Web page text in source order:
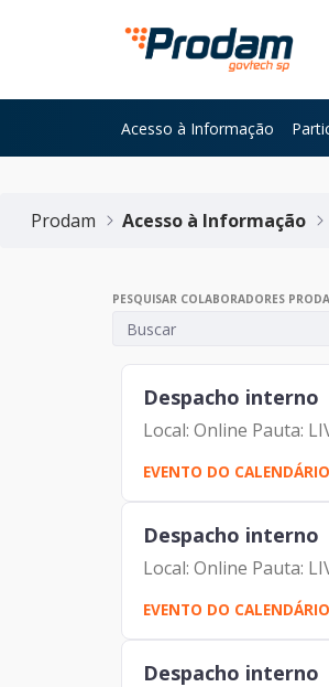
Pular para o Conteúdo principal
Acesso à Informação
Prodam Acesso à Informação
PESQUISAR COLABORADORES
Despacho interno
Local: Online Pauta:
EVENTO DO CALENDÁRIO
Despacho interno
Local: Online Pauta:
EVENTO DO CALENDÁRIO
Despacho interno